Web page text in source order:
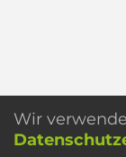
Wir